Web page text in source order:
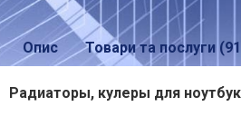
Опис Товари та послуги
Радиаторы, кулеры для